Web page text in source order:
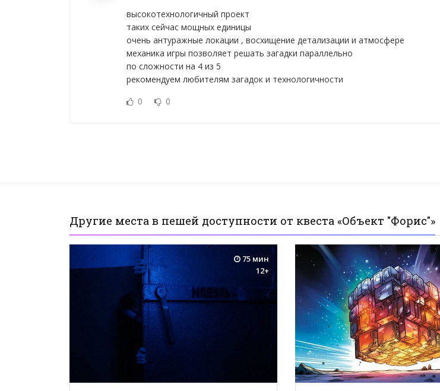
высокотехнологичный проект
таких сейчас мощных единицы
очень антуражные локации , восхищение детализации и атмосфере
механика игры позволяет решать загадки параллельно
по сложности на 4 из 5
рекомендуем любителям загадок и технологичности
0
0
Другие места в пешей доступности от квеста «Объект "Форис"»
75 мин
12+